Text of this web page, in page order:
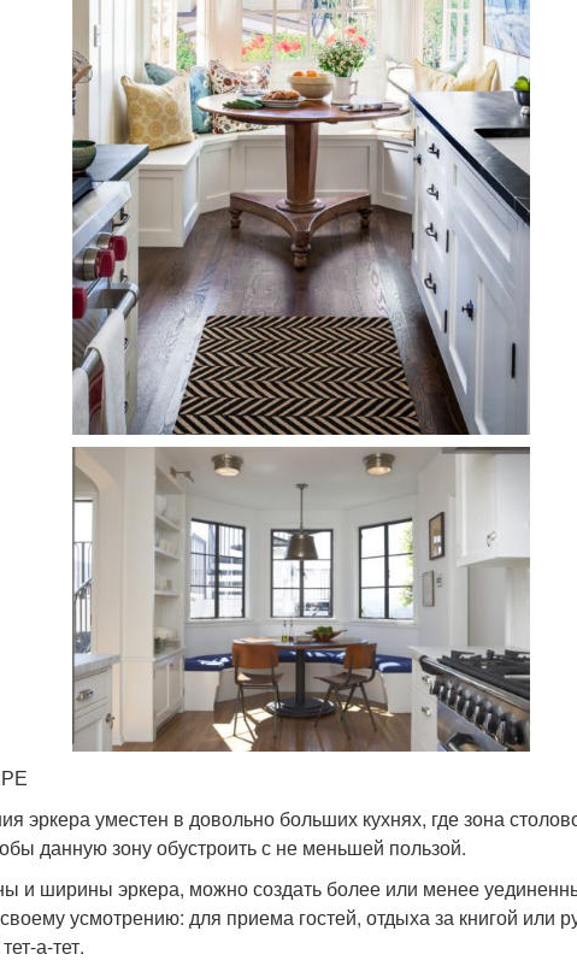
эркера уместен в довольно больших кухнях, где зона
данную зону обустроить с не меньшей пользой.
и ширины эркера, можно создать более или менее
усмотрению: для приема гостей, отдыха за книгой или
а-тет.